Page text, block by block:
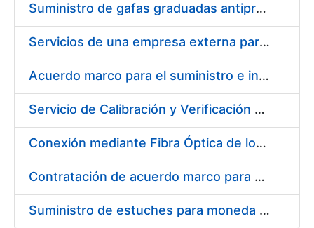
Suministro de gafas graduadas antiproyecciones para los trabajadores de la FNMT-RCM en los centros de trabajo de Madrid y Burgos
Servicios de una empresa externa para el asesoramiento y resolución de los recursos de alzada que se presentan relacionados con procesos de selección para la FNMT-RCM
Acuerdo marco para el suministro e instalación de persianas, estores y otros complementos
Servicio de Calibración y Verificación Externa de los Equipos de Medición del Servicio de Prevención de la FNMT-RCM
Conexión mediante Fibra Óptica de los Centros de Proceso de Datos (CPDs) de las sedes de la FNMT-RCM de Burgos y Madrid
Contratación de acuerdo marco para el Suministro de Material de Electricidad para la Fábrica Nacional de Moneda y Timbre-Real Casa de la Moneda en su centro de trabajo de Burgos
Suministro de estuches para moneda de 30 €